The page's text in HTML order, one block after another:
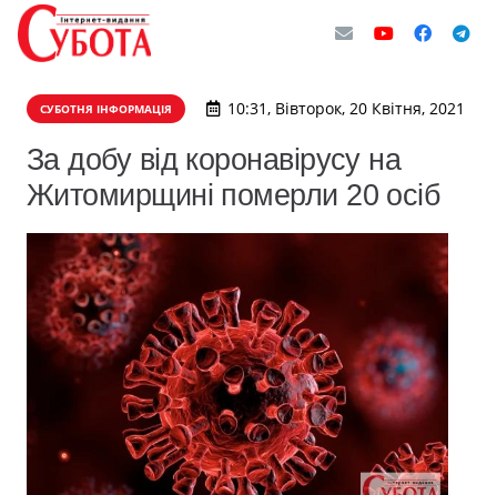
СУБОТНЯ ІНФОРМАЦІЯ 10:31, Вівторок, 20 Квітня, 2021
За добу від коронавірусу на
Житомирщині померли 20 осіб